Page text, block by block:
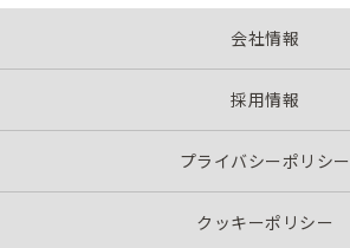
会社情報
採用情報
プライバシーポリシー
クッキーポリシー